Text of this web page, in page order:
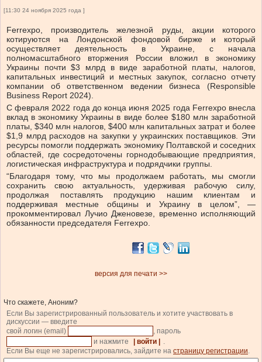
[11:30 24 ноября 2025 года ]
Ferrexpo, производитель железной руды, акции которого
котируются на Лондонской фондовой бирже и который
осуществляет деятельность в Украине, с начала
полномасштабного вторжения России вложил в экономику
Украины почти $3 млрд в виде заработной платы, налогов,
капитальных инвестиций и местных закупок, согласно отчету
компании об ответственном ведении бизнеса (Responsible
Business Report 2024).
С февраля 2022 года до конца июня 2025 года Ferrexpo внесла
вклад в экономику Украины в виде более $180 млн заработной
платы, $340 млн налогов, $400 млн капитальных затрат и более
$1,9 млрд расходов на закупки у украинских поставщиков. Эти
ресурсы помогли поддержать экономику Полтавской и соседних
областей, где сосредоточены горнодобывающие предприятия,
логистическая инфраструктура и подрядчики группы.
“Благодаря тому, что мы продолжаем работать, мы смогли
сохранить свою актуальность, удерживая рабочую силу,
продолжая поставлять продукцию нашим клиентам и
поддерживая местные общины и Украину в целом”, —
прокомментировал Лучио Дженовезе, временно исполняющий
обязанности председателя Ferrexpo.
версия для печати >>
Что скажете, Аноним?
Если Вы зарегистрированный пользователь и хотите участвовать в
дискуссии — введите
свой логин (email)
, пароль
и нажмите
| войти |
.
Если Вы еще не зарегистрировались, зайдите на страницу регистрации.